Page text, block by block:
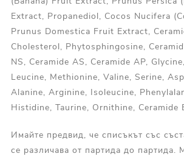
Extract, Propanediol, Cocos Nucifera
Prunus Domestica Fruit Extract,
Cholesterol, Phytosphingosine,
NS, Ceramide AS, Ceramide AP,
Leucine, Methionine, Valine, Serine,
Alanine, Arginine, Isoleucine,
Histidine, Taurine, Ornithine, Ceramide
Имайте предвид, че списъкът със
се различава от партида до партида.